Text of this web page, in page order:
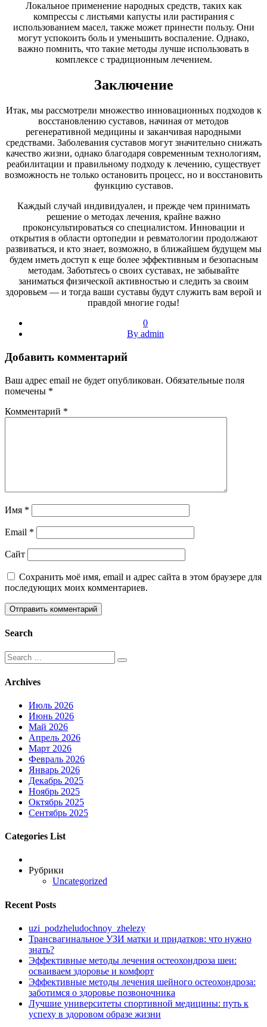
Локальное применение народных средств, таких как
компрессы с листьями капусты или растирания с
использованием масел, также может принести пользу. Они
могут успокоить боль и уменьшить воспаление. Однако,
важно помнить, что такие методы лучше использовать в
комплексе с традиционным лечением.
Заключение
Итак, мы рассмотрели множество инновационных подходов к
восстановлению суставов, начиная от методов
регенеративной медицины и заканчивая народными
средствами. Заболевания суставов могут значительно снижать
качество жизни, однако благодаря современным технологиям,
реабилитации и правильному подходу к лечению, существует
возможность не только остановить процесс, но и восстановить
функцию суставов.
Каждый случай индивидуален, и прежде чем принимать
решение о методах лечения, крайне важно
проконсультироваться со специалистом. Инновации и
открытия в области ортопедии и ревматологии продолжают
развиваться, и кто знает, возможно, в ближайшем будущем мы
будем иметь доступ к еще более эффективным и безопасным
методам. Заботьтесь о своих суставах, не забывайте
заниматься физической активностью и следить за своим
здоровьем — и тогда ваши суставы будут служить вам верой и
правдой многие годы!
0
By admin
Добавить комментарий
Ваш адрес email не будет опубликован. Обязательные поля
помечены *
Комментарий *
Имя *
Email *
Сайт
Сохранить моё имя, email и адрес сайта в этом браузере для
последующих моих комментариев.
Search
Search
for:
Archives
Июль 2026
Июнь 2026
Май 2026
Апрель 2026
Март 2026
Февраль 2026
Январь 2026
Декабрь 2025
Ноябрь 2025
Октябрь 2025
Сентябрь 2025
Categories List
Рубрики
Uncategorized
Recent Posts
uzi_podzheludochnoy_zhelezy
Трансвагинальное УЗИ матки и придатков: что нужно
знать?
Эффективные методы лечения остеохондроза шеи:
осваиваем здоровье и комфорт
Эффективные методы лечения шейного остеохондроза:
заботимся о здоровье позвоночника
Лучшие университеты спортивной медицины: путь к
успеху в здоровом образе жизни